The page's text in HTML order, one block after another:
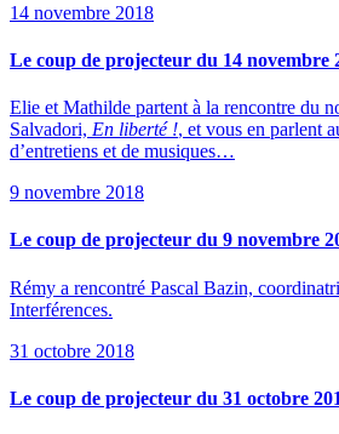
14 novembre 2018
Le coup de projecteur du 14 novembre
Elie et Mathilde partent à la rencontre du
Salvadori, En liberté !, et vous en parlent
d’entretiens et de musiques…
9 novembre 2018
Le coup de projecteur du 9 novembre
Rémy a rencontré Pascal Bazin,
Interférences.
31 octobre 2018
Le coup de projecteur du 31 octobre